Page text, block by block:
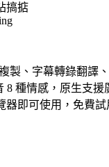
搞掂
製、字幕轉錄翻譯
8 種情感，原生支援
器即可使用，免費